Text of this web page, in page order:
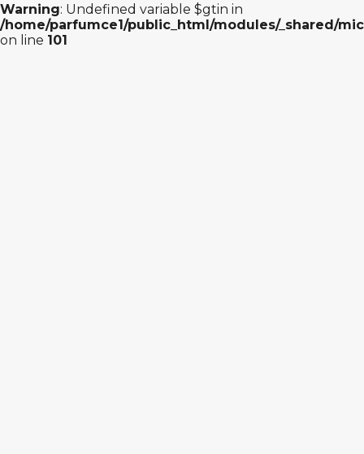
Warning: Undefined variable $gtin in
/home/parfumce1/public_html/modules/_shared/
on line 101